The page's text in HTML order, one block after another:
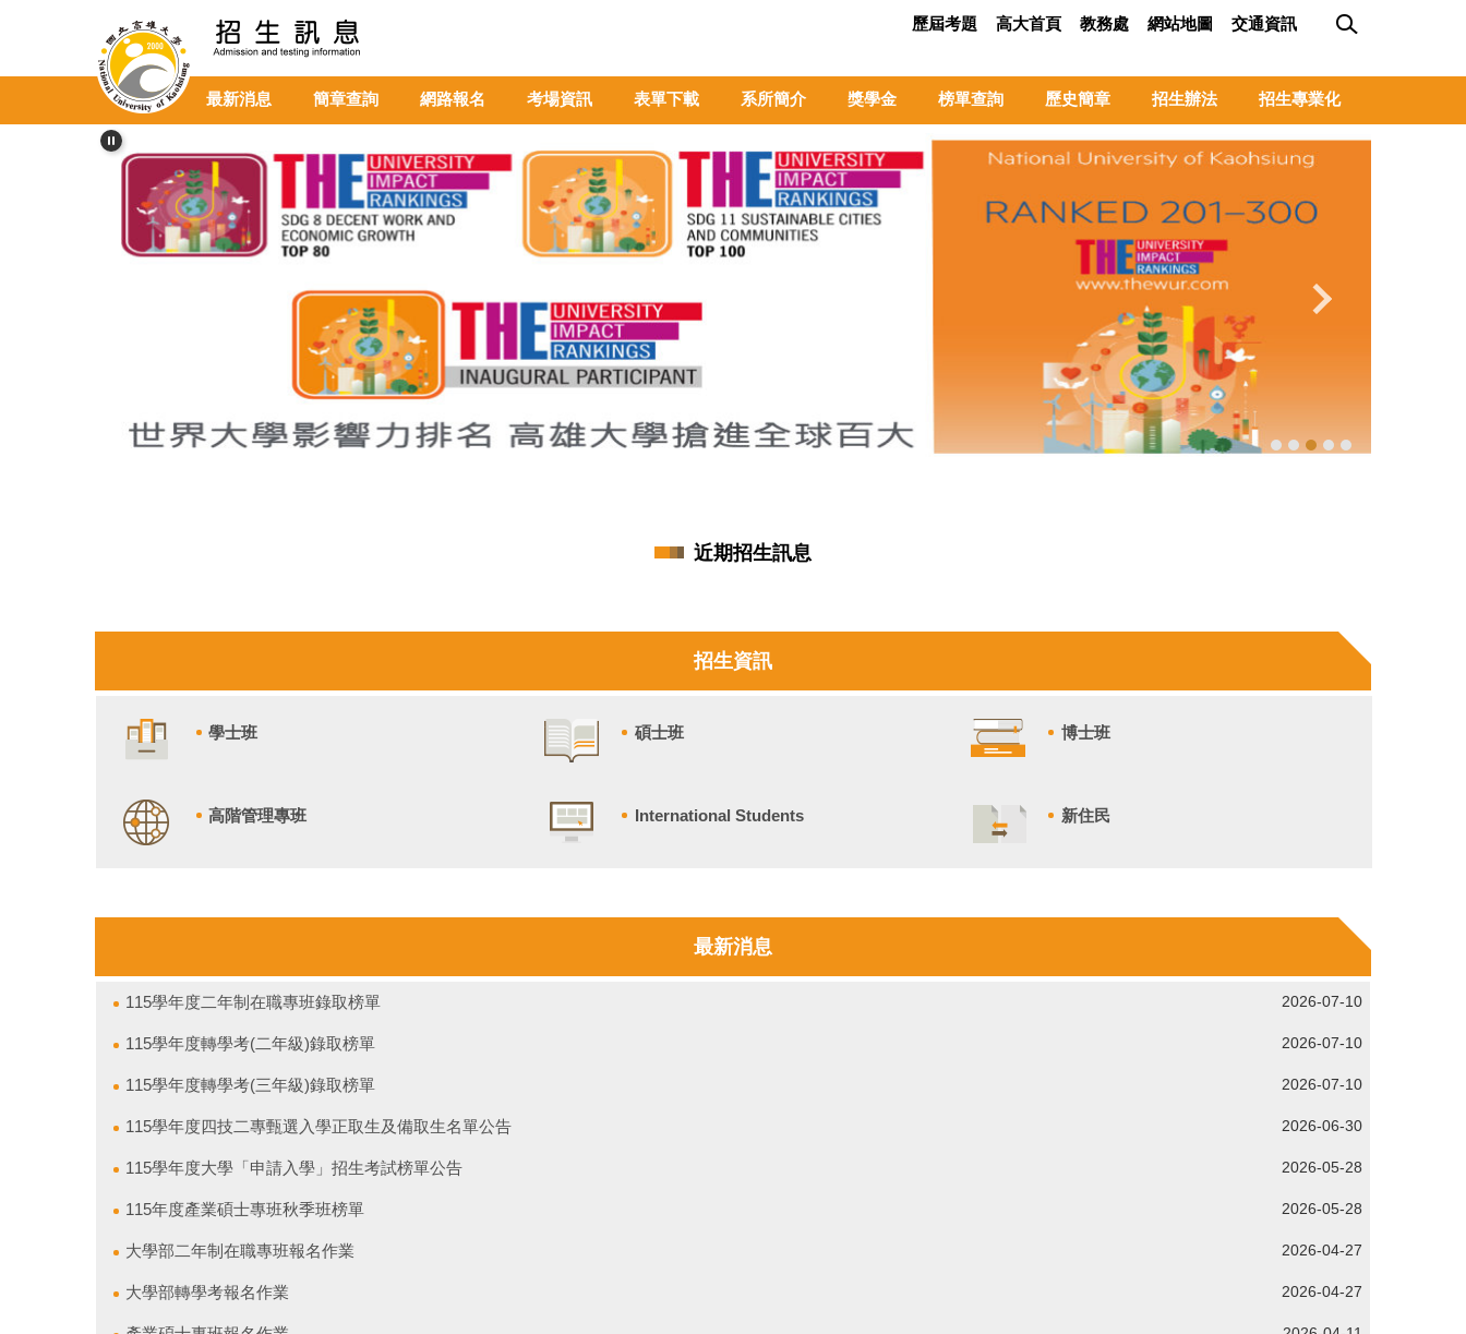
最新消息 簡章查詢 網路報名 考場資訊 表單下載 系所簡介 獎學金 榜單查詢 歷史簡章 招生辦法 招生專業化
歷屆考題 高大首頁 教務處 網站地圖 交通資訊
近期招生訊息
招生資訊
學士班 碩士班 博士班
高階管理專班 International Students 新住民
最新消息
115學年度二年制在職專班錄取榜單 2026-07-10
115學年度轉學考(二年級)錄取榜單 2026-07-10
115學年度轉學考(三年級)錄取榜單 2026-07-10
115學年度四技二專甄選入學正取生及備取生名單公告 2026-06-30
115學年度大學「申請入學」招生考試榜單公告 2026-05-28
115年度產業碩士專班秋季班榜單 2026-05-28
大學部二年制在職專班報名作業 2026-04-27
大學部轉學考報名作業 2026-04-27